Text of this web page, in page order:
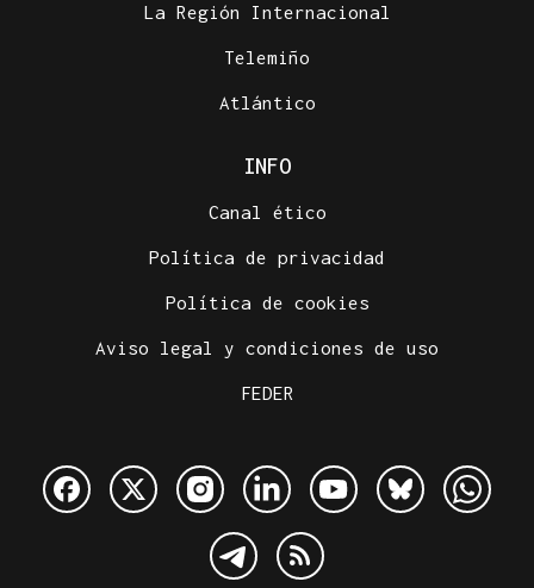
La Región Internacional
Telemiño
Atlántico
INFO
Canal ético
Política de privacidad
Política de cookies
Aviso legal y condiciones de uso
FEDER